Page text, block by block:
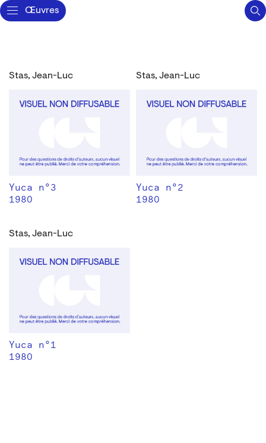
Œuvres
Stas, Jean-Luc
Yuca n°3
1980
Stas, Jean-Luc
Yuca n°2
1980
Stas, Jean-Luc
Yuca n°1
1980